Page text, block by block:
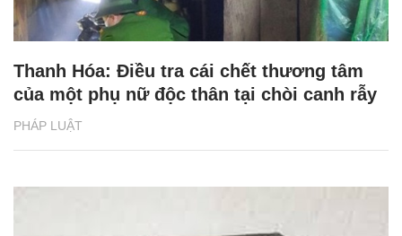
PHÁP LUẬT
Thanh Hóa: Điều tra cái chết thương tâm
của một phụ nữ độc thân tại chòi canh rẫy